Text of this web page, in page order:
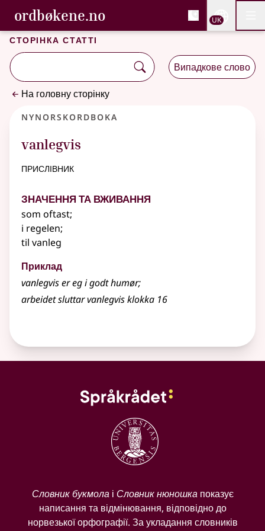
Перейти до основного вмісту
Доступність
ordbøkene.no, Cловник букмола та
Cловник букмола та Словник нюношка
UK
Сторінка статті
Випадкове слово
На головну сторінку
Nynorskordboka
vanlegvis
прислівник
Значення та вживання
som oftast;
i regelen;
til vanleg
Приклад
vanlegviser eg i godt humør;
arbeidet sluttarvanlegvisklokka 16
Словник букмолаі Словник нюношкапоказує
написання та відмінювання, відповідно до
норвезької орфографії. За укладання словників